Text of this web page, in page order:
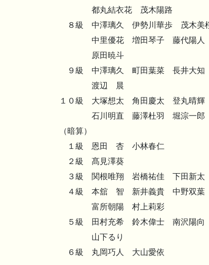
都丸結衣花 茂木陽路
８級 中澤璃久 伊勢川華歩 茂木美
中里優花 増田琴子 藤代陽人
原田暁斗
９級 中澤璃久 町田葉菜 長井大知
渡辺 晨
１０級 大塚想太 角田慶太 登丸晴輝
石川明直 藤澤杜羽 堀淙一郎
（暗算）
１級 恩田 杏 小林春仁
２級 髙見澤葵
３級 関根唯翔 岩橋祐佳 下田新太
４級 本舘 智 新井義貴 中野双葉
富所朝陽 村上莉彩
５級 田村充希 鈴木偉士 南沢陽向
山下るり
６級 丸岡巧人 大山愛依